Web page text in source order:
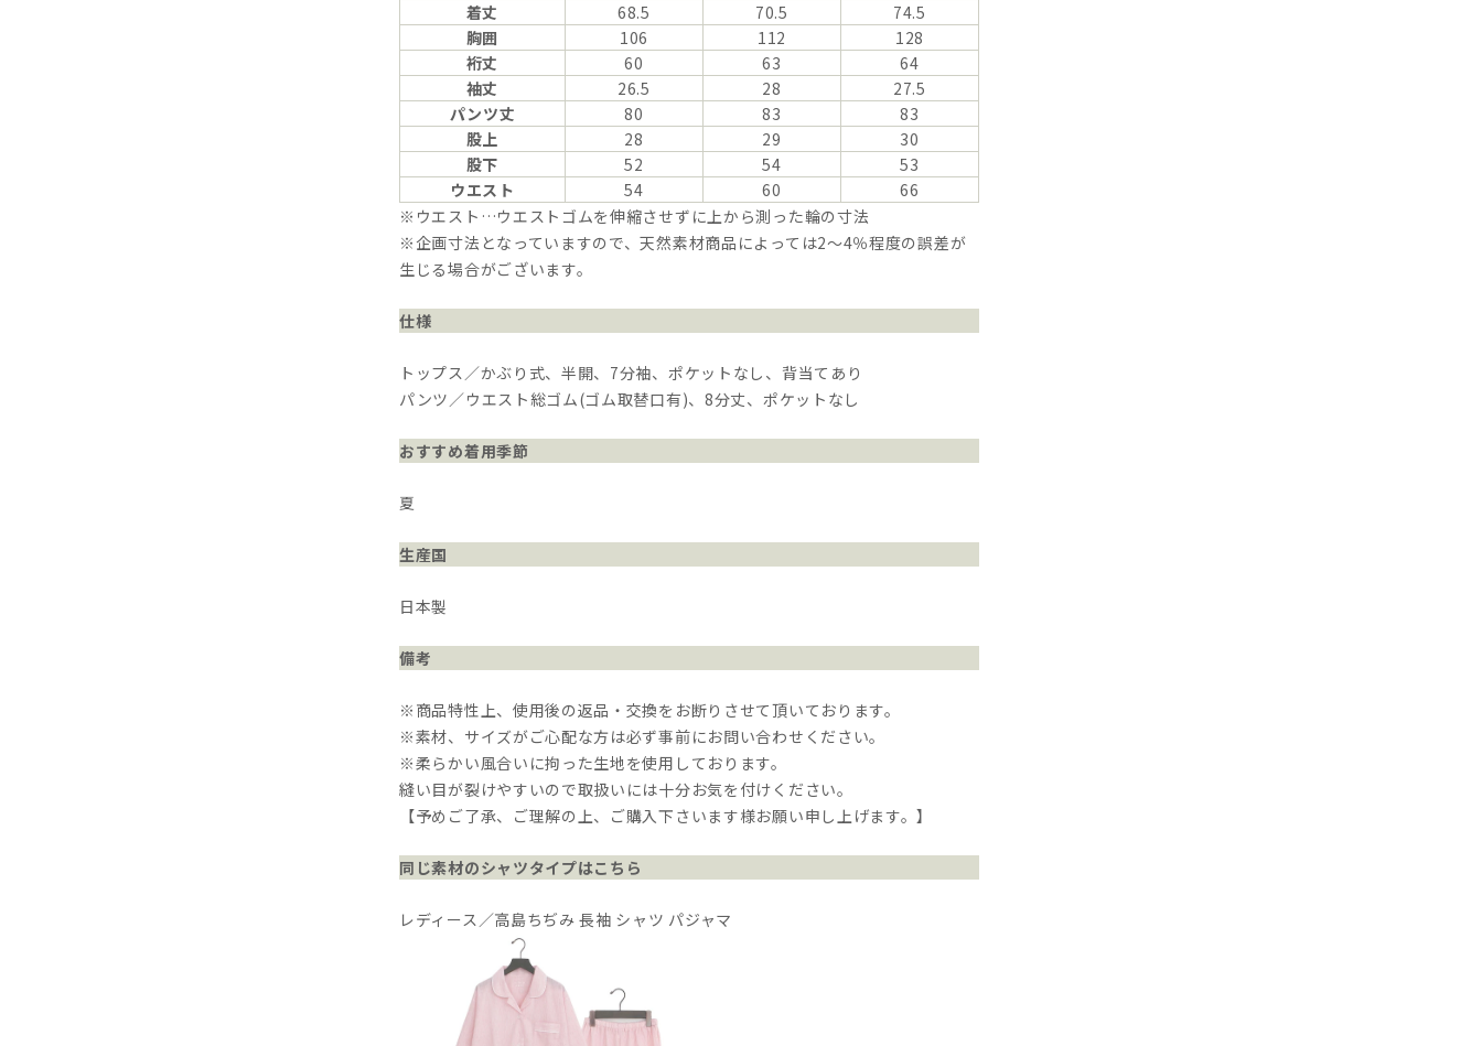
着丈
68.5 70.5
74.5
胸囲
106 112
128
裄丈
60 63
64
袖丈
26.5 28
27.5
パンツ丈
80 83
83
股上
28 29
30
股下
52 54
53
ウエスト
54 60
66
※ウエスト…ウエストゴムを伸縮させずに上から測った輪の寸法
※企画寸法となっていますので、天然素材商品によっては2～4％程度の誤差が
生じる場合がございます。
仕様
トップス／かぶり式、半開、7分袖、ポケットなし、背当てあり
パンツ／ウエスト総ゴム(ゴム取替口有)、8分丈、ポケットなし
おすすめ着用季節
夏
生産国
日本製
備考
※商品特性上、使用後の返品・交換をお断りさせて頂いております。
※素材、サイズがご心配な方は必ず事前にお問い合わせください。
※柔らかい風合いに拘った生地を使用しております。
縫い目が裂けやすいので取扱いには十分お気を付けください。
【予めご了承、ご理解の上、ご購入下さいます様お願い申し上げます。】
同じ素材のシャツタイプはこちら
レディース／高島ちぢみ 長袖 シャツ パジャマ